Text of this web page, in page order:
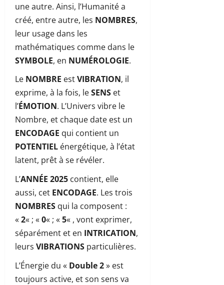
une autre. Ainsi, l’Humanité a
créé, entre autre, les NOMBRES,
leur usage dans les
mathématiques comme dans le
SYMBOLE, en NUMÉROLOGIE.
Le NOMBRE estVIBRATION, il
exprime, à la fois, leSENS et
l’ÉMOTION. L’Univers vibre le
Nombre, et chaque date est un
ENCODAGE qui contient un
POTENTIEL énergétique, à l’état
latent, prêt à se révéler.
L’ANNÉE 2025 contient, elle
aussi, cet ENCODAGE. Les trois
NOMBRES qui la composent :
«2« ; «0« ; «5« , vont exprimer,
séparément et en INTRICATION,
leurs VIBRATIONS particulières.
L’Énergie du « Double 2» est
toujours active, et son sens va